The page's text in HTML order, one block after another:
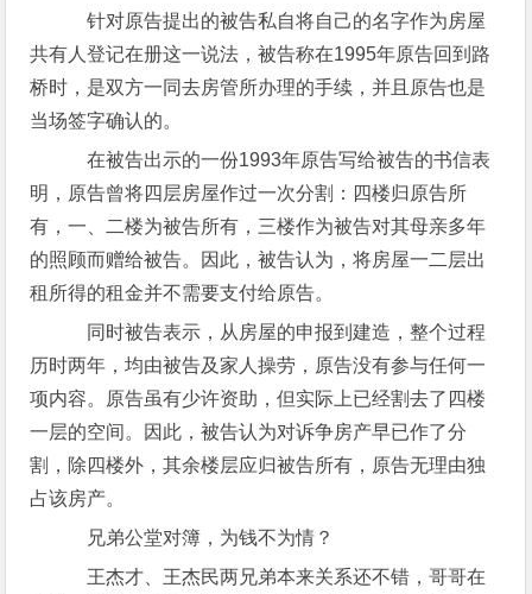
针对原告提出的被告私自将自己的名字作为房屋
共有人登记在册这一说法，被告称在1995年原告回到路
桥时，是双方一同去房管所办理的手续，并且原告也是
当场签字确认的。
在被告出示的一份1993年原告写给被告的书信表
明，原告曾将四层房屋作过一次分割：四楼归原告所
有，一、二楼为被告所有，三楼作为被告对其母亲多年
的照顾而赠给被告。因此，被告认为，将房屋一二层出
租所得的租金并不需要支付给原告。
同时被告表示，从房屋的申报到建造，整个过程
历时两年，均由被告及家人操劳，原告没有参与任何一
项内容。原告虽有少许资助，但实际上已经割去了四楼
一层的空间。因此，被告认为对诉争房产早已作了分
割，除四楼外，其余楼层应归被告所有，原告无理由独
占该房产。
兄弟公堂对簿，为钱不为情？
王杰才、王杰民两兄弟本来关系还不错，哥哥在